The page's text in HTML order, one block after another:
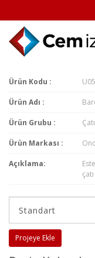
Ürün Kodu :
Ürün Adı :
Ürün Grubu :
Ürün Markası :
Açıklama:
Projeye Ekle